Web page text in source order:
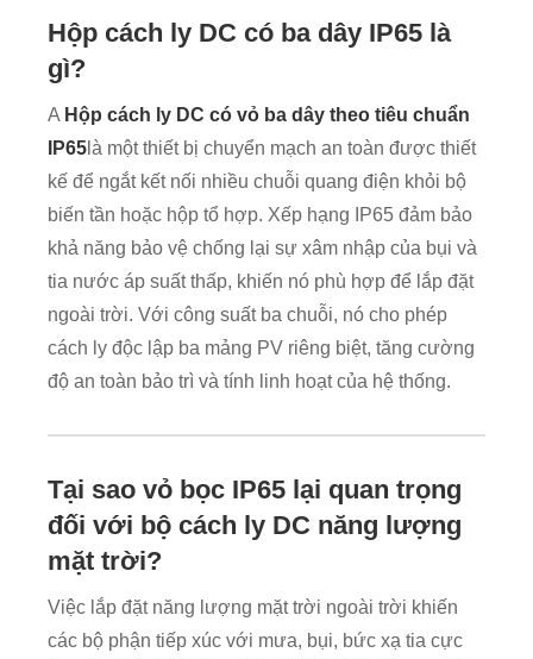
Hộp cách ly DC có ba dây IP65 là
gì?
A Hộp cách ly DC có vỏ ba dây theo tiêu chuẩn
IP65 là một thiết bị chuyển mạch an toàn được thiết
kế để ngắt kết nối nhiều chuỗi quang điện khỏi bộ
biến tần hoặc hộp tổ hợp. Xếp hạng IP65 đảm bảo
khả năng bảo vệ chống lại sự xâm nhập của bụi và
tia nước áp suất thấp, khiến nó phù hợp để lắp đặt
ngoài trời. Với công suất ba chuỗi, nó cho phép
cách ly độc lập ba mảng PV riêng biệt, tăng cường
độ an toàn bảo trì và tính linh hoạt của hệ thống.
Tại sao vỏ bọc IP65 lại quan trọng
đối với bộ cách ly DC năng lượng
mặt trời?
Việc lắp đặt năng lượng mặt trời ngoài trời khiến
các bộ phận tiếp xúc với mưa, bụi, bức xạ tia cực